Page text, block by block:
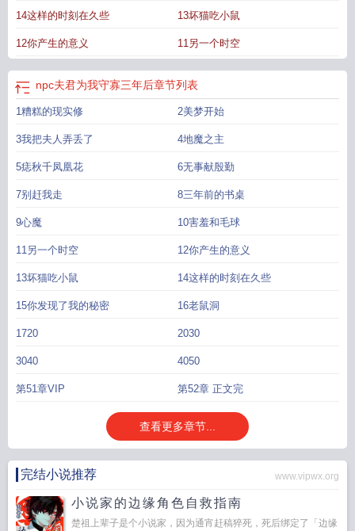
14这样的时刻在久些 13坏猫吃小鼠
12你产生的意义 11另一个时空
npc夫君为我守寡三年后章节列表
1糟糕的现实修 2美梦开始
3我把夫人弄丢了 4地魔之主
5痣秋千凤凰花 6无事献殷勤
7别赶我走 8三年前的书桌
9心魔 10害羞和毛球
11另一个时空 12你产生的意义
13坏猫吃小鼠 14这样的时刻在久些
15你发现了我的秘密 16老鼠洞
1720 2030
3040 4050
第51章VIP 第52章 正文完
查看更多章节...
完结小说推荐 www.vipwx.org
小说家的边缘角色自救指南
楚祖上辈子是个小说家，因为通宵赶稿猝死，死后绑定了「边缘